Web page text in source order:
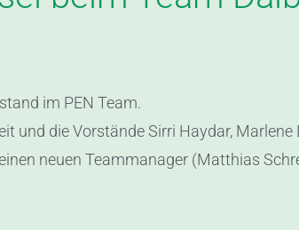
im PEN Team.
und die Vorstände Sirri Haydar,
neuen Teammanager (Matthias